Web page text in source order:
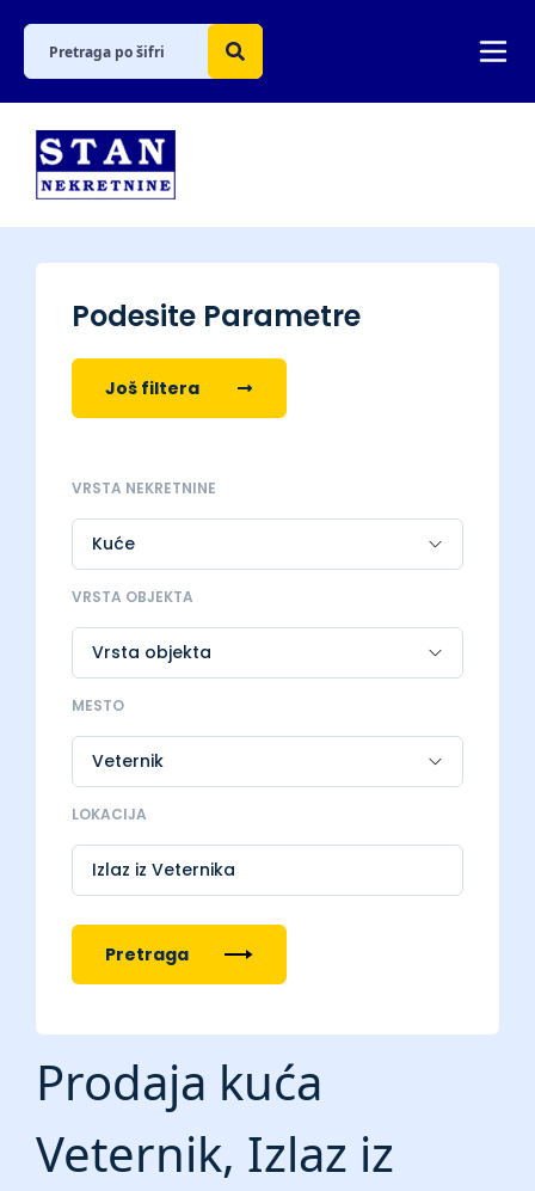
Podesite Parametre
Još filtera
VRSTA NEKRETNINE
VRSTA OBJEKTA
MESTO
LOKACIJA
Izlaz iz Veternika
Pretraga
Prodaja kuća
Veternik, Izlaz iz